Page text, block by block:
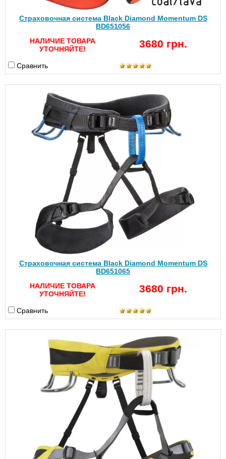
Страховочная система Black Diamond Momentum DS
BD651056
НАЛИЧИЕ ТОВАРА
УТОЧНЯЙТЕ!
3680 грн.
Сравнить
Страховочная система Black Diamond Momentum DS
BD651065
НАЛИЧИЕ ТОВАРА
УТОЧНЯЙТЕ!
3680 грн.
Сравнить